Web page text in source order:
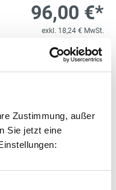
Zustimmung, außer
Sie jetzt eine
96,00 €*
exkl. 18,24 € MwSt.
Lieferzeit 5 Werktage
Kostenloser Versand1
143,00 €*
170,17 € inkl. MwSt.
In den Warenkorb
BS merken